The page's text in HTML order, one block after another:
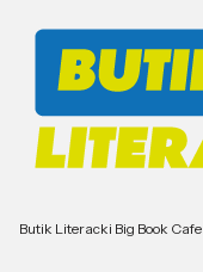
Butik Literacki Big Book Cafe